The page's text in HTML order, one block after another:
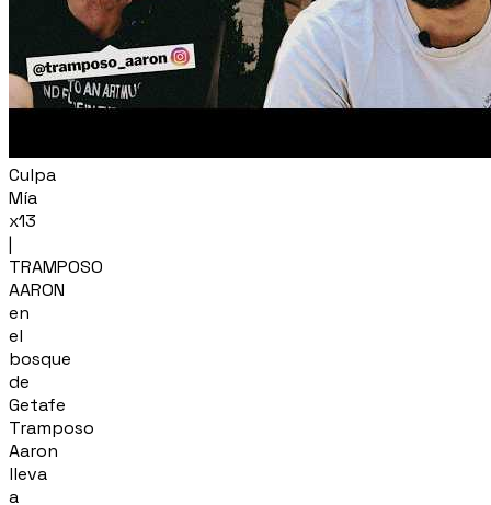
Culpa
Mía
x13
|
TRAMPOSO
AARON
en
el
bosque
de
Getafe
Tramposo
Aaron
lleva
a